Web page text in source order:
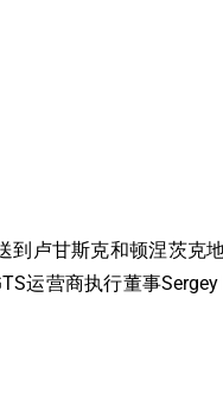
到卢甘斯克和顿涅茨克
运营商执行董事Sergey